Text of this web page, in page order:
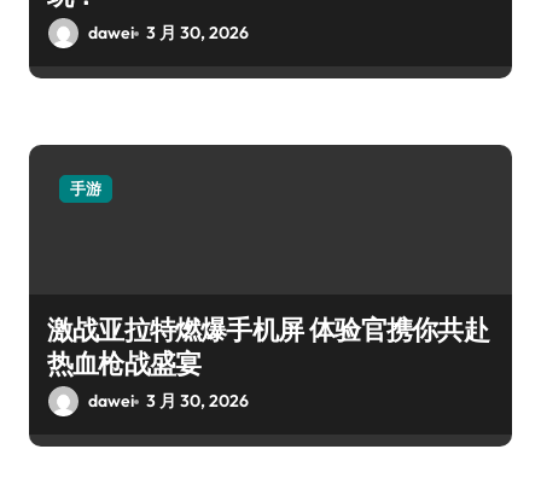
dawei 3 月 30, 2026
手游
激战亚拉特燃爆手机屏 体验官携你共赴
热血枪战盛宴
dawei 3 月 30, 2026